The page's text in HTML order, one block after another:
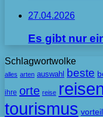
27.04.2026
Es gibt nur
Schlagwortwolke
alles arten auswahl beste
ihre orte reise
tourismus